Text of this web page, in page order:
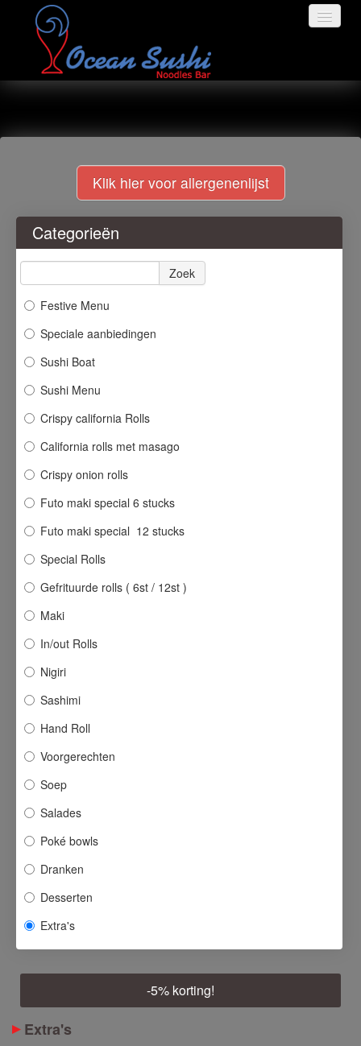
MEDIA
CONTACT
Klik hier voor allergenenlijst
Categorieën
Zoek
Festive Menu
Speciale aanbiedingen
Sushi Boat
Sushi Menu
Crispy california Rolls
California rolls met masago
Crispy onion rolls
Futo maki special 6 stucks
Futo maki special 12 stucks
Special Rolls
Gefrituurde rolls ( 6st / 12st )
Maki
In/out Rolls
Nigiri
Sashimi
Hand Roll
Voorgerechten
Soep
Salades
Poké bowls
Dranken
Desserten
Extra's
-5% korting!
Extra's